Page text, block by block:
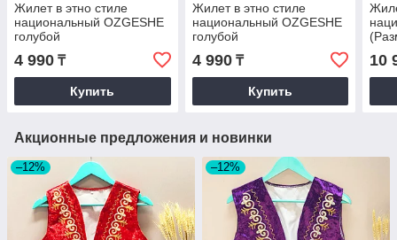
Жилет в этно стиле
национальный OZGESHE
голубой
4 990 ₸
Купить
Жилет в этно стиле
национальный OZGESHE
голубой
4 990₸
Купить
10
Акционные предложения и новинки
–12% –12%